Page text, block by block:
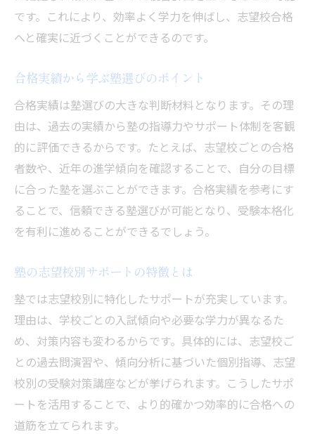
です。これにより、効率よく学力を伸ばし、志望校合格
へと確実に近づくことができるのです。
合格実績から学ぶ塾選びのポイント
合格実績は塾選びの大きな判断材料となります。その理
由は、過去の実績から塾の指導力やサポート体制を客観
的に評価できるからです。たとえば、志望校ごとの合格
者数や、近年の進学傾向を確認することで、自分の目標
に合った塾を選ぶことができます。合格実績を参考にす
ることで、信頼できる塾選びが可能となり、受験本格化
を有利に進めることができるでしょう。
塾の志望校別サポートの特徴とは
塾では志望校別に特化したサポートが充実しています。
理由は、学校ごとの入試傾向や必要な学力が異なるた
め、対策内容も変わるからです。具体的には、志望校ご
との過去問演習や、傾向分析に基づいた個別指導、志望
校別の受験対策講座などが挙げられます。こうしたサポ
ートを活用することで、より的確かつ効率的に合格への
道筋を立てられます。